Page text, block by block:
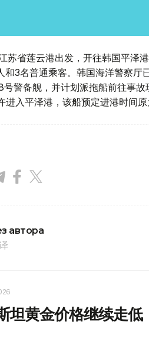
苏省莲云港出发，开往韩国平泽
和3名普通乘客。韩国海洋警察厅
号警备舰，并计划派拖船前往事
进入平泽港，该船预定进港时间原
автора
坦黄金价格继续走低